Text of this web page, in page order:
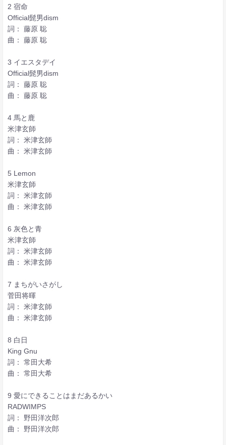
2 宿命
Official髭男dism
詞： 藤原 聡
曲： 藤原 聡
3 イエスタデイ
Official髭男dism
詞： 藤原 聡
曲： 藤原 聡
4 馬と鹿
米津玄師
詞： 米津玄師
曲： 米津玄師
5 Lemon
米津玄師
詞： 米津玄師
曲： 米津玄師
6 灰色と青
米津玄師
詞： 米津玄師
曲： 米津玄師
7 まちがいさがし
菅田将暉
詞： 米津玄師
曲： 米津玄師
8 白日
King Gnu
詞： 常田大希
曲： 常田大希
9 愛にできることはまだあるかい
RADWIMPS
詞： 野田洋次郎
曲： 野田洋次郎